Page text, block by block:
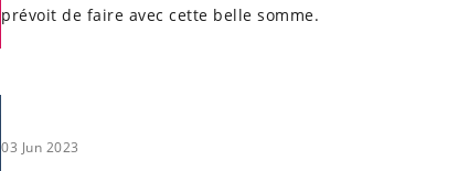
prévoit de faire avec cette belle somme.
03 Jun 2023